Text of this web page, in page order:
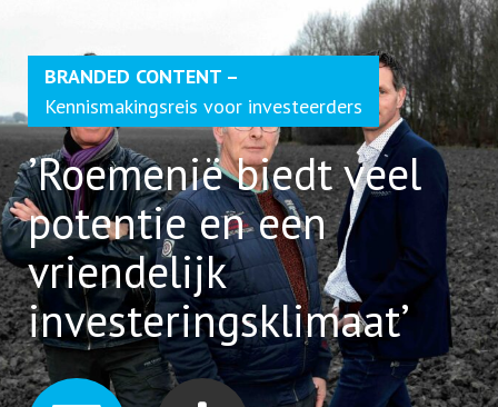
BRANDED CONTENT –
Kennismakingsreis voor investeerders
’Roemenië biedt veel
potentie en een
vriendelijk
investeringsklimaat’